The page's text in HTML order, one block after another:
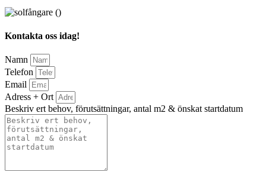
Kontakta oss idag!
Namn
Telefon
Email
Adress + Ort
Beskriv ert behov, förutsättningar, antal m2 & önskat startdatum